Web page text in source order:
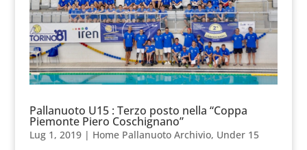
Pallanuoto U15 : Terzo posto nella “Coppa
Piemonte Piero Coschignano”
Lug 1, 2019| Home Pallanuoto Archivio, Under 15